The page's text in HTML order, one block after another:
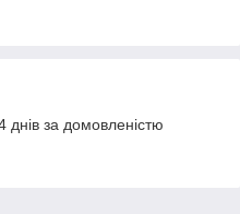
за домовленістю